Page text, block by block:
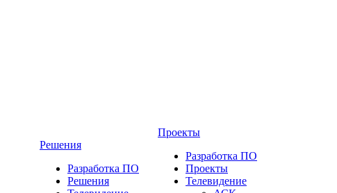
Решения
Разработка ПО
Решения
Проекты
Разработка ПО
Проекты
Телевидение